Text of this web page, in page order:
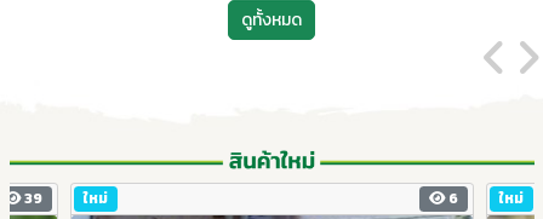
ดูทั้งหมด
39 ใหม่ 6 ใหม่